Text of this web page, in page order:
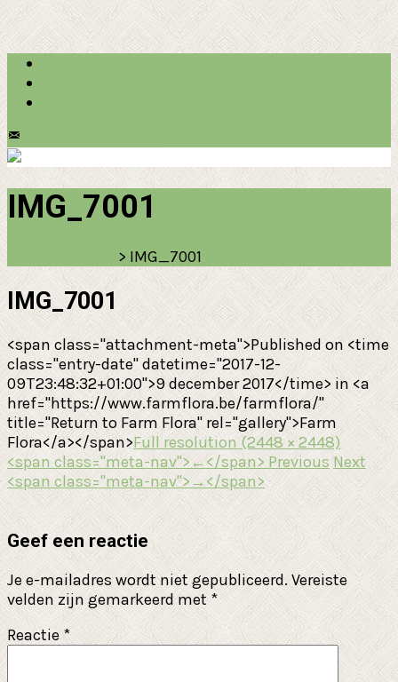
IMG_7001
> IMG_7001
IMG_7001
<span class="attachment-meta">Published on <time
class="entry-date" datetime="2017-12-
09T23:48:32+01:00">9 december 2017</time> in <a
href="https://www.farmflora.be/farmflora/"
title="Return to Farm Flora" rel="gallery">Farm
Flora</a></span>Full resolution (2448 × 2448)
<span class="meta-nav">←</span> PreviousNext
<span class="meta-nav">→</span>
Geef een reactie
Je e-mailadres wordt niet gepubliceerd. Vereiste
velden zijn gemarkeerd met *
Reactie*